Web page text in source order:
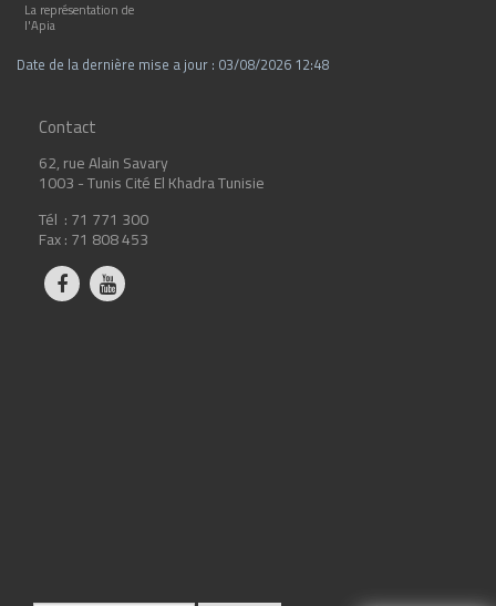
La représentation de
l'Apia
Date de la dernière mise a jour : 03/08/2026 12:48
Contact
62, rue Alain Savary
1003 - Tunis Cité El Khadra Tunisie
Tél : 71 771 300
Fax : 71 808 453